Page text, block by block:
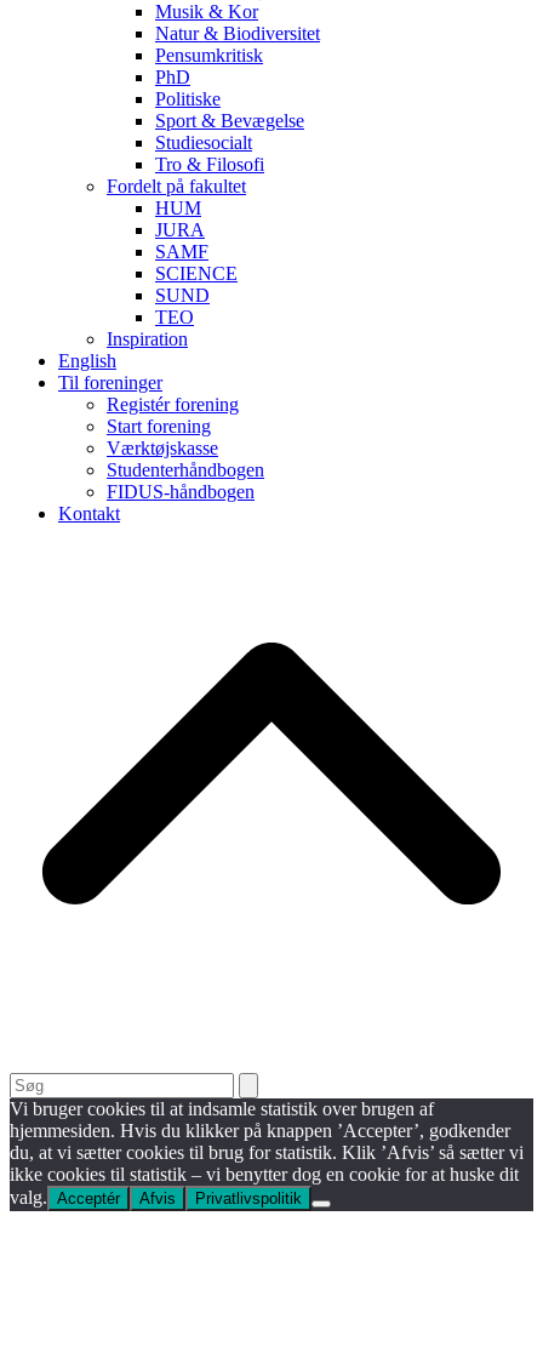
Musik & Kor
Natur & Biodiversitet
Pensumkritisk
PhD
Politiske
Sport & Bevægelse
Studiesocialt
Tro & Filosofi
Fordelt på fakultet
HUM
JURA
SAMF
SCIENCE
SUND
TEO
Inspiration
English
Til foreninger
Registér forening
Start forening
Værktøjskasse
Studenterhåndbogen
FIDUS-håndbogen
Kontakt
Search
Vi bruger cookies til at indsamle statistik over brugen af
hjemmesiden. Hvis du klikker på knappen ’Accepter’, godkender
du, at vi sætter cookies til brug for statistik. Klik ’Afvis’ så sætter vi
ikke cookies til statistik – vi benytter dog en cookie for at huske dit
valg. Acceptér Afvis Privatlivspolitik